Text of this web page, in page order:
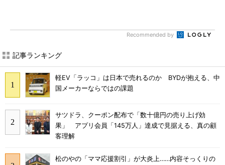
Recommended by
記事ランキング
軽EV「ラッコ」は日本で売れるのか BYDが抱える、中
国メーカーならではの課題
サツドラ、クーポン配布で「数十億円の売り上げ効
果」 アプリ会員「145万人」達成で見据える、真の顧
客理解
松のやの「ママ応援割引」が大炎上……内容そっくりの